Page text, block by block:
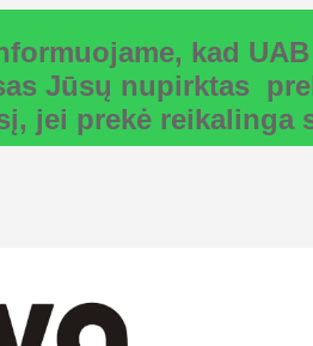
kad
Jūsų nupirktas
jei prekė reikalinga